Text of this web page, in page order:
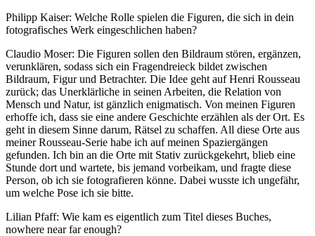
Philipp Kaiser: Welche Rolle spielen die Figuren, die sich in dein
fotografisches Werk eingeschlichen haben?
Claudio Moser: Die Figuren sollen den Bildraum stören, ergänzen,
verunklären, sodass sich ein Fragendreieck bildet zwischen
Bildraum, Figur und Betrachter. Die Idee geht auf Henri Rousseau
zurück; das Unerklärliche in seinen Arbeiten, die Relation von
Mensch und Natur, ist gänzlich enigmatisch. Von meinen Figuren
erhoffe ich, dass sie eine andere Geschichte erzählen als der Ort. Es
geht in diesem Sinne darum, Rätsel zu schaffen. All diese Orte aus
meiner Rousseau-Serie habe ich auf meinen Spaziergängen
gefunden. Ich bin an die Orte mit Stativ zurückgekehrt, blieb eine
Stunde dort und wartete, bis jemand vorbeikam, und fragte diese
Person, ob ich sie fotografieren könne. Dabei wusste ich ungefähr,
um welche Pose ich sie bitte.
Lilian Pfaff: Wie kam es eigentlich zum Titel dieses Buches,
nowhere near far enough?